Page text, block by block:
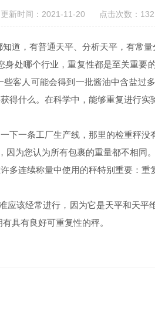
更新时间：2021-11-20 点击次数：
，有普通天平、分析天平，有常量
哪个行业，重复性都是至关重要
客人可能会得到一批酱油中含盐
什么。在科学中，能够重复进行实
一条工厂生产线，那里的检重秤没
为您认为所有包裹的重量都不相同。
连续称量中使用的秤特别重要：重
该经常进行，因为它是天平和天平
具有良好可重复性的秤。